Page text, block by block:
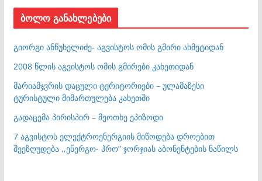
ბოლო განახლებები
გიორგი ანწუხელიძე- აგვისტოს ომის გმირი ახმეტიდან
2008 წლის აგვისტოს ომის გმირები კახეთიდან
მარიამჯვრის დაცული ტერიტორიები – ულამაზესი
ტურისტული მიმართულება კახეთში
გადაცემა პირისპირ – მეოთხე ეპიზოდი
7 აგვისტოს ელექტროენერგიის მიწოდება დროებით
შეეზღუდება ,,ენერგო- პრო” ჯორჯიას აბონენტების ნაწილს